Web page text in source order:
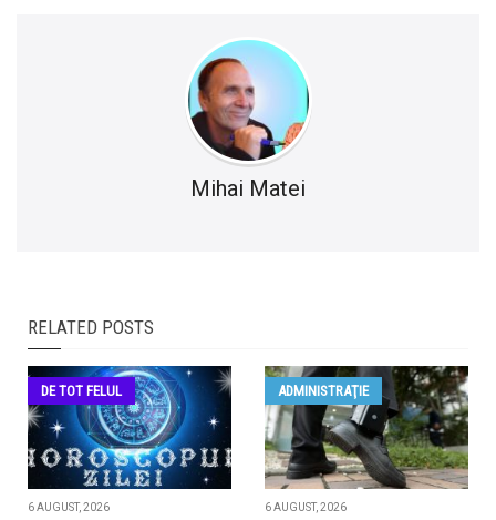
Mihai Matei
RELATED POSTS
DE TOT FELUL
6 AUGUST, 2026
ADMINISTRAŢIE
6 AUGUST, 2026